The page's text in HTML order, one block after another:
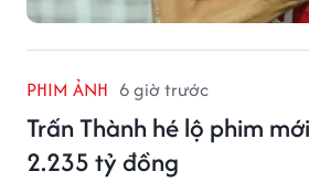
PHIM ẢNH 6 giờ trước
Trấn Thành hé lộ phim
2.235 tỷ đồng